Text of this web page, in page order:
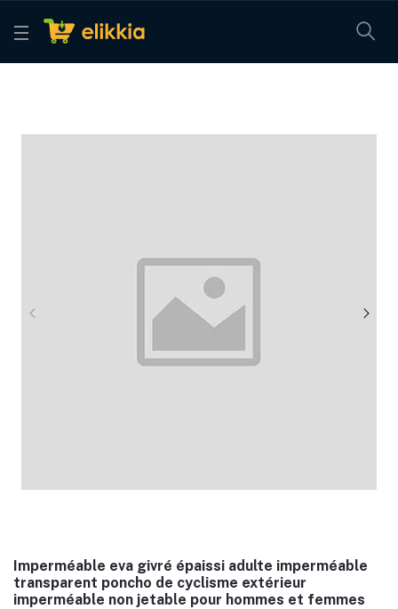
Imperméable eva givré épaissi adulte imperméable
transparent poncho de cyclisme extérieur
imperméable non jetable pour hommes et femmes